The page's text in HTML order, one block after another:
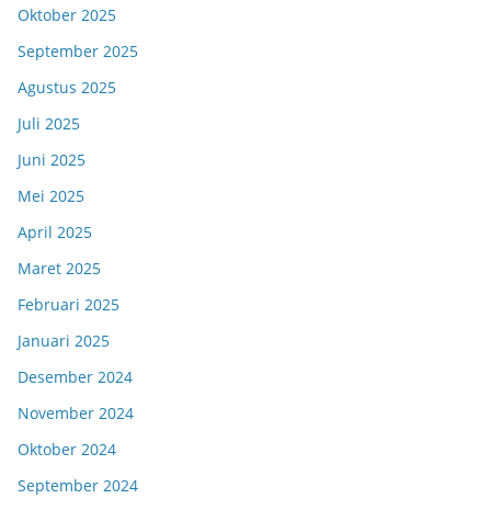
Oktober 2025
September 2025
Agustus 2025
Juli 2025
Juni 2025
Mei 2025
April 2025
Maret 2025
Februari 2025
Januari 2025
Desember 2024
November 2024
Oktober 2024
September 2024